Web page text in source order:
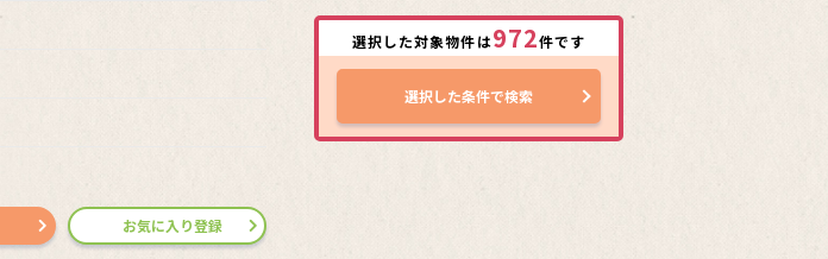
お気に入り登録
選択した対象物件は972件です
選択した条件で検索